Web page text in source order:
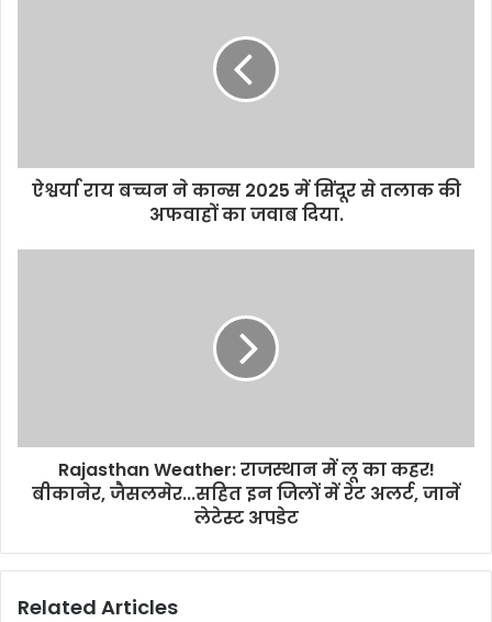
ऐश्वर्या राय बच्चन ने कान्स 2025 में सिंदूर से तलाक की
अफवाहों का जवाब दिया.
Rajasthan Weather: राजस्थान में लू का कहर!
बीकानेर, जैसलमेर...सहित इन जिलों में रेट अलर्ट, जानें
लेटेस्ट अपडेट
Related Articles